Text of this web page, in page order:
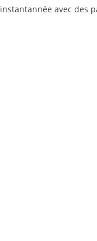
instantannée avec des